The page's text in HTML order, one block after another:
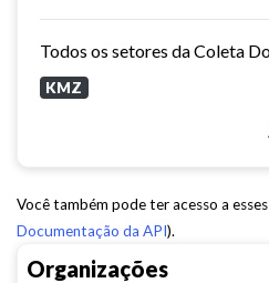
Organizações
KMZ
Você também pode ter acesso a
Documentação da API).